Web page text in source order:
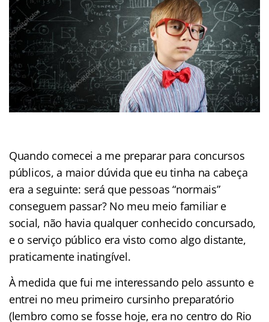
Quando comecei a me preparar para concursos
públicos, a maior dúvida que eu tinha na cabeça
era a seguinte: será que pessoas “normais”
conseguem passar? No meu meio familiar e
social, não havia qualquer conhecido concursado,
e o serviço público era visto como algo distante,
praticamente inatingível.
À medida que fui me interessando pelo assunto e
entrei no meu primeiro cursinho preparatório
(lembro como se fosse hoje, era no centro do Rio